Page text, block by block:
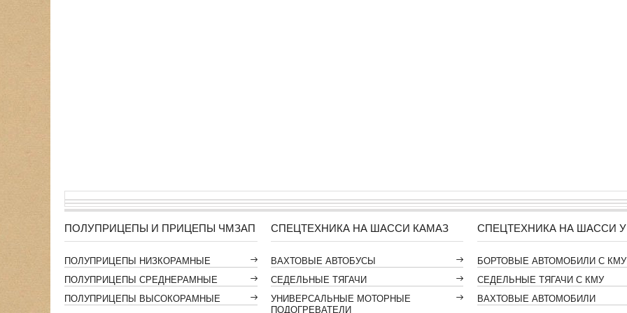
ПОЛУПРИЦЕПЫ И ПРИЦЕПЫ ЧМЗАП
ПОЛУПРИЦЕПЫ НИЗКОРАМНЫЕ
ПОЛУПРИЦЕПЫ СРЕДНЕРАМНЫЕ
ПОЛУПРИЦЕПЫ ВЫСОКОРАМНЫЕ
СПЕЦТЕХНИКА НА ШАССИ КАМАЗ
ВАХТОВЫЕ АВТОБУСЫ
СЕДЕЛЬНЫЕ ТЯГАЧИ
УНИВЕРСАЛЬНЫЕ МОТОРНЫЕ
ПОДОГРЕВАТЕЛИ
СПЕЦТЕХНИКА НА ШАССИ
БОРТОВЫЕ АВТОМОБИЛИ С КМУ
СЕДЕЛЬНЫЕ ТЯГАЧИ С КМУ
ВАХТОВЫЕ АВТОМОБИЛИ